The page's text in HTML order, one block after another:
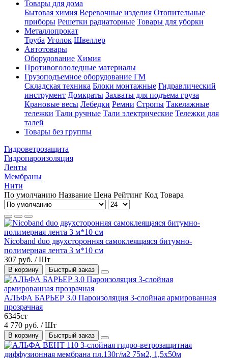
Товары для дома
Бытовая химия Веревочные изделия Отопительные
приборы Решетки радиаторные Товары для уборки
Металлопрокат
Труба Уголок Швеллер
Автотовары
Оборудование Химия
Противогололедные материалы
Грузоподъемное оборудование ГМ
Складская техника Блоки монтажные Гидравлический
инструмент Домкраты Захваты для подъема груза
Крановые весы Лебедки Ремни Стропы Такелажные
тележки Тали ручные Тали электрические Тележки для
талей
Товары без группы
Гидроветрозащита
Гидропароизоляция
Ленты
Мембраны
Нити
По умолчанию Название Цена Рейтинг Код Товара
Nicoband duo двухсторонняя самоклеящаяся битумно-
полимерная лента 3 м*10 см
307 руб. / Шт
В корзину Быстрый заказ
АЛЬФА БАРЬЕР 3.0 Пароизоляция 3-слойная армированная
прозрачная
6345ст
4 770 руб. / Шт
В корзину Быстрый заказ